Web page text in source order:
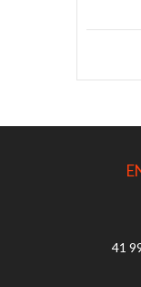
41